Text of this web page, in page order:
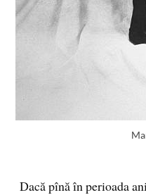
Dacă pînă în perioada